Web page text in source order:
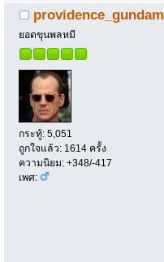
providence_gundam
ยอดขุนพลหมี
กระทู้: 5,051
ถูกใจแล้ว: 1614 ครั้ง
ความนิยม: +348/-417
เพศ: